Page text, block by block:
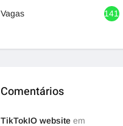
Vagas 1417
Comentários
TikTokIO website em